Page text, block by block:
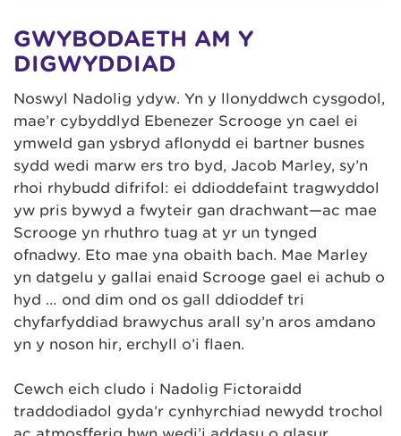
GWYBODAETH AM Y
DIGWYDDIAD
Noswyl Nadolig ydyw. Yn y llonyddwch cysgodol,
mae’r cybyddlyd Ebenezer Scrooge yn cael ei
ymweld gan ysbryd aflonydd ei bartner busnes
sydd wedi marw ers tro byd, Jacob Marley, sy’n
rhoi rhybudd difrifol: ei ddioddefaint tragwyddol
yw pris bywyd a fwyteir gan drachwant—ac mae
Scrooge yn rhuthro tuag at yr un tynged
ofnadwy. Eto mae yna obaith bach. Mae Marley
yn datgelu y gallai enaid Scrooge gael ei achub o
hyd … ond dim ond os gall ddioddef tri
chyfarfyddiad brawychus arall sy’n aros amdano
yn y noson hir, erchyll o’i flaen.
Cewch eich cludo i Nadolig Fictoraidd
traddodiadol gyda’r cynhyrchiad newydd trochol